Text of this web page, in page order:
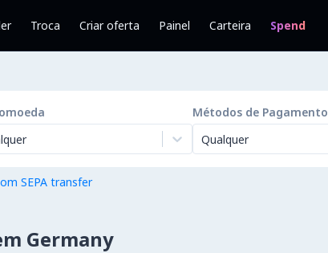
Troca Criar oferta Painel Carteira Spend
Métodos de Pagamento
Qualquer
SEPA transfer
Germany